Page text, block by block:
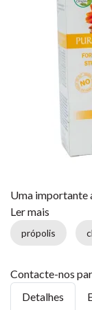
Uma importante
Ler mais
própolis
Contacte-nos
Detalhes